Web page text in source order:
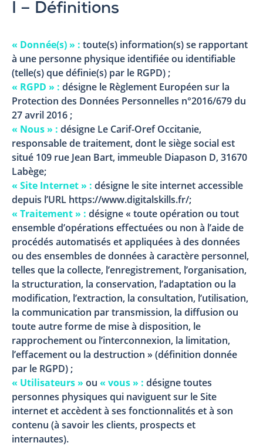
I – Définitions
« Donnée(s) » : toute(s) information(s) se rapportant
à une personne physique identifiée ou identifiable
(telle(s) que définie(s) par le RGPD) ;
« RGPD » : désigne le Règlement Européen sur la
Protection des Données Personnelles n°2016/679 du
27 avril 2016 ;
« Nous » : désigne Le Carif-Oref Occitanie,
responsable de traitement, dont le siège social est
situé 109 rue Jean Bart, immeuble Diapason D, 31670
Labège;
« Site Internet » : désigne le site internet accessible
depuis l’URL https://www.digitalskills.fr/;
« Traitement » : désigne « toute opération ou tout
ensemble d’opérations effectuées ou non à l’aide de
procédés automatisés et appliquées à des données
ou des ensembles de données à caractère personnel,
telles que la collecte, l’enregistrement, l’organisation,
la structuration, la conservation, l’adaptation ou la
modification, l’extraction, la consultation, l’utilisation,
la communication par transmission, la diffusion ou
toute autre forme de mise à disposition, le
rapprochement ou l’interconnexion, la limitation,
l’effacement ou la destruction » (définition donnée
par le RGPD) ;
« Utilisateurs » ou « vous » : désigne toutes
personnes physiques qui naviguent sur le Site
internet et accèdent à ses fonctionnalités et à son
contenu (à savoir les clients, prospects et
internautes).